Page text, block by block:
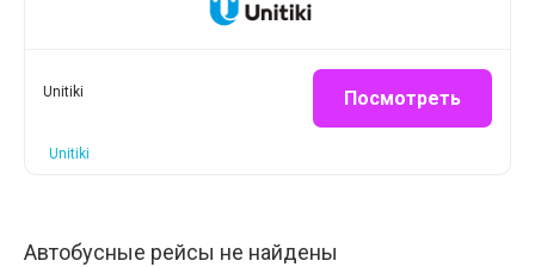
Unitiki Посмотреть
Unitiki
Автобусные рейсы не найдены